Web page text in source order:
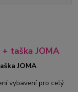
+ taška JOMA
JOMA
vybavení pro celý